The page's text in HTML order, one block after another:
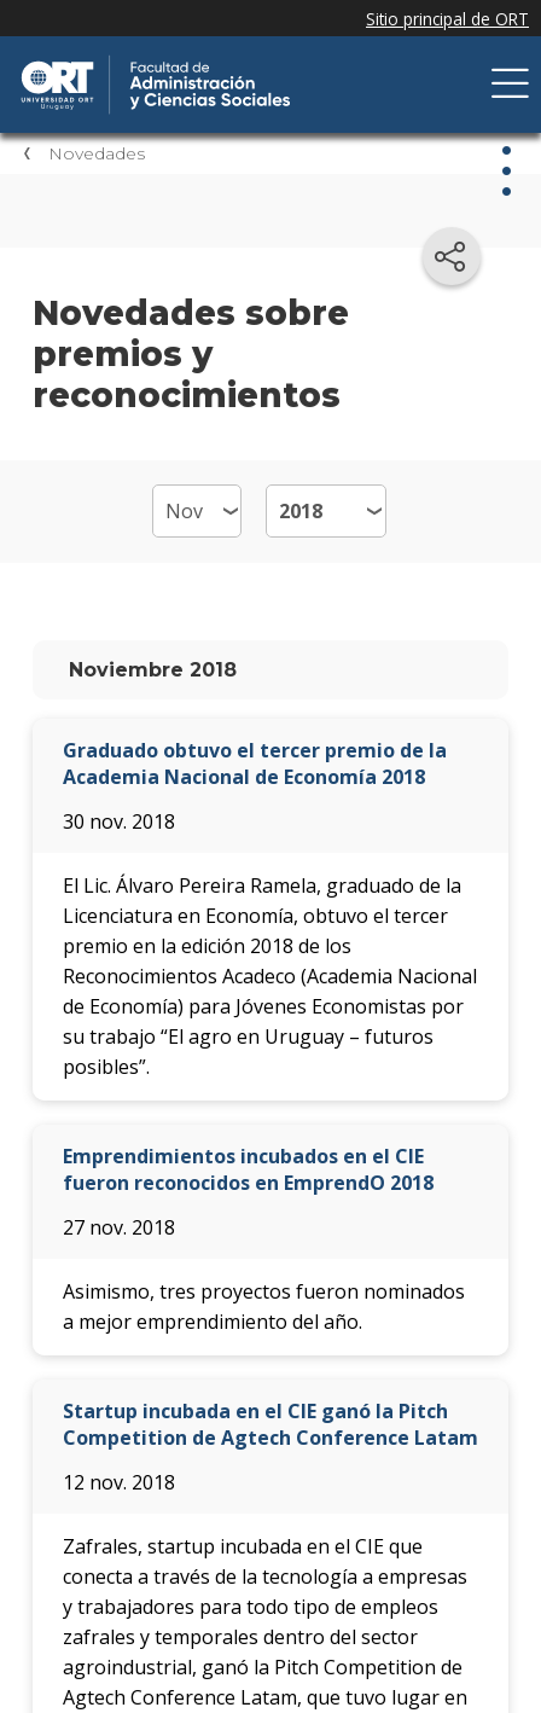
Novedades
Novedades sobre
premios y
reconocimientos
Noviembre 2018
Graduado obtuvo el tercer premio de la
Academia Nacional de Economía 2018
30 nov. 2018
El Lic. Álvaro Pereira Ramela, graduado de la
Licenciatura en Economía, obtuvo el tercer
premio en la edición 2018 de los
Reconocimientos Acadeco (Academia Nacional
de Economía) para Jóvenes Economistas por
su trabajo “El agro en Uruguay – futuros
posibles”.
Emprendimientos incubados en el CIE
fueron reconocidos en EmprendO 2018
27 nov. 2018
Asimismo, tres proyectos fueron nominados
a mejor emprendimiento del año.
Startup incubada en el CIE ganó la Pitch
Competition de Agtech Conference Latam
12 nov. 2018
Zafrales, startup incubada en el CIE que
conecta a través de la tecnología a empresas
y trabajadores para todo tipo de empleos
zafrales y temporales dentro del sector
agroindustrial, ganó la Pitch Competition de
Agtech Conference Latam, que tuvo lugar en